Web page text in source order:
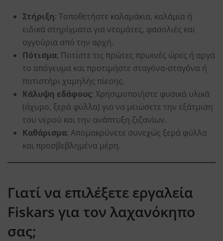
Στήριξη: Τοποθετήστε καλαμάκια, καλάμια ή
ειδικά στηρίγματα για ντομάτες, φασολιές και
αγγούρια από την αρχή.
Πότισμα: Ποτίστε τις πρώτες πρωινές ώρες ή αργά
το απόγευμα και προτιμήστε σταγόνα-σταγόνα ή
ποτιστήρι χαμηλής πίεσης.
Κάλυψη εδάφους: Χρησιμοποιήστε φυσικά υλικά
(άχυρο, ξερά φύλλα) για να μειώσετε την εξάτμιση
του νερού και την ανάπτυξη ζιζανίων.
Καθάρισμα: Απομακρύνετε συνεχώς ξερά φύλλα
και προσβεβλημένα μέρη.
Γιατί να επιλέξετε εργαλεία
Fiskars για τον λαχανόκηπο
σας;